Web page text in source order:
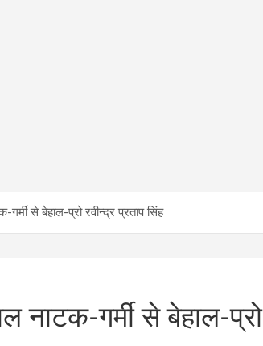
से बेहाल-प्रो रवीन्द्र प्रताप सिंह
नाटक-गर्मी से बेहाल-प्रो